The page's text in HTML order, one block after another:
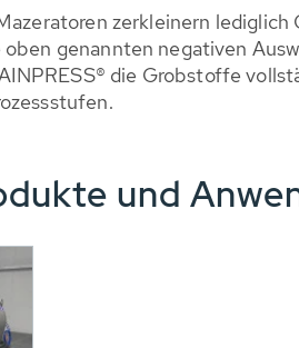
zerkleinern
genannten negativen
die Grobstoffe
und